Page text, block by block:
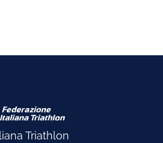
Triathlon